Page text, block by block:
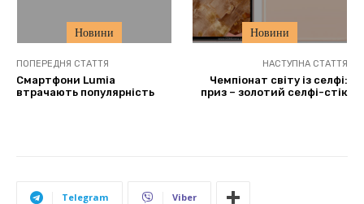
Новини Новини
ПОПЕРЕДНЯ СТАТТЯ
Смартфони Lumia
втрачають популярність
НАСТУПНА СТАТТЯ
Чемпіонат світу із селфі:
приз – золотий селфі-стік
Telegram Viber